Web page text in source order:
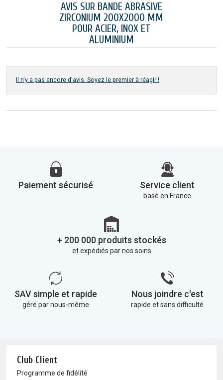
AVIS SUR BANDE ABRASIVE
ZIRCONIUM 200X2000 MM
POUR ACIER, INOX ET
ALUMINIUM
Il n'y a pas encore d'avis. Soyez le premier à réagir !
Paiement sécurisé Service client
basé en France
+ 200 000 produits stockés
et expédiés par nos soins
SAV simple et rapide
géré par nous-même
Nous joindre c'est
rapide et sans difficulté
Club Client
Programme de fidélité